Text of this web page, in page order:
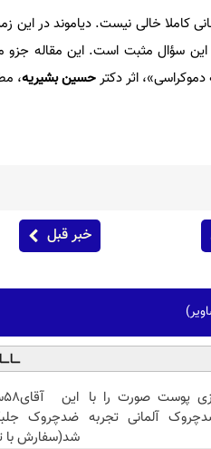
کاملا خالی نیست. دیاموند در این
این سؤال مثبت است. این مقاله جزو
اثر دکترحسین بشیریه،
خبر قبل
پوست صورت را با
آلمانی تجربه
شد(سفارش با